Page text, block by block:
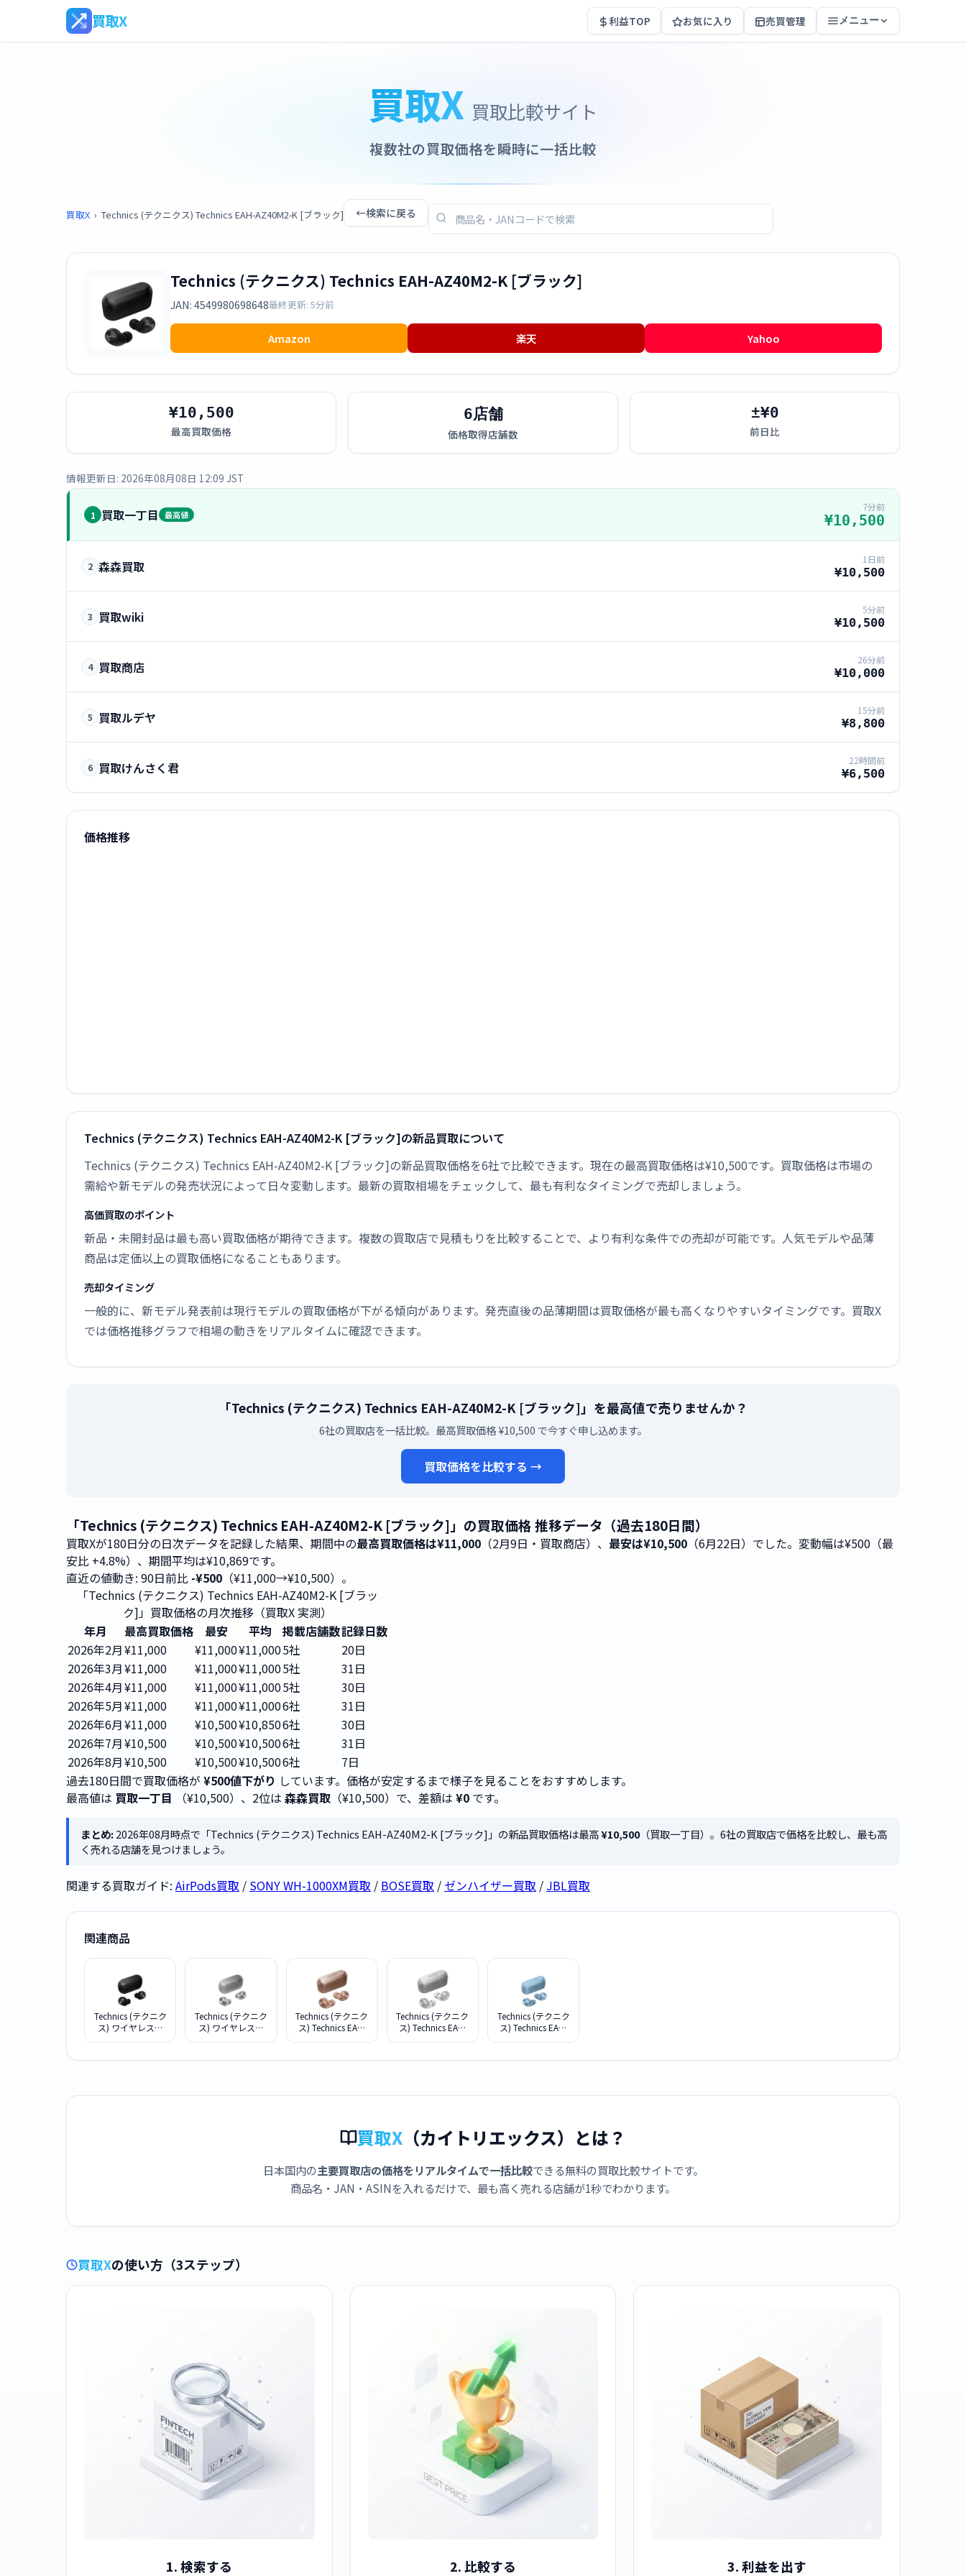
買取X 利益TOP お気に入り 売買管理 メニュー
買取X 買取比較サイト
複数社の買取価格を瞬時に一括比較
買取X › Technics (テクニクス) Technics EAH-AZ40M2-K [ブラック] ←検索に戻る
Technics (テクニクス) Technics EAH-AZ40M2-K [ブラック]
JAN: 4549980698648最終更新: 5分前
Amazon 楽天 Yahoo
¥10,500
最高買取価格
6店舗
価格取得店舗数
±¥0
前日比
情報更新日: 2026年08月08日 12:09 JST
1 買取一丁目 最高値
7分前
¥10,500
2 森森買取 1日前
¥10,500
3 買取wiki 5分前
¥10,500
4 買取商店 26分前
¥10,000
5 買取ルデヤ 15分前
¥8,800
6 買取けんさく君 22時間前
¥6,500
価格推移
Technics (テクニクス) Technics EAH-AZ40M2-K [ブラック]の新品買取について
Technics (テクニクス) Technics EAH-AZ40M2-K [ブラック]の新品買取価格を6社で比較できます。現在の最高買取価格は¥10,500です。買取価格は市場の
需給や新モデルの発売状況によって日々変動します。最新の買取相場をチェックして、最も有利なタイミングで売却しましょう。
高価買取のポイント
新品・未開封品は最も高い買取価格が期待できます。複数の買取店で見積もりを比較することで、より有利な条件での売却が可能です。人気モデルや品薄
商品は定価以上の買取価格になることもあります。
売却タイミング
一般的に、新モデル発表前は現行モデルの買取価格が下がる傾向があります。発売直後の品薄期間は買取価格が最も高くなりやすいタイミングです。買取X
では価格推移グラフで相場の動きをリアルタイムに確認できます。
「Technics (テクニクス) Technics EAH-AZ40M2-K [ブラック]」を最高値で売りませんか？
6社の買取店を一括比較。最高買取価格 ¥10,500 で今すぐ申し込めます。
買取価格を比較する →
「Technics (テクニクス) Technics EAH-AZ40M2-K [ブラック]」の買取価格 推移データ（過去180日間）
買取Xが180日分の日次データを記録した結果、期間中の最高買取価格は¥11,000 （2月9日・買取商店）、 最安は¥10,500 （6月22日）でした。変動幅は¥500（最
安比 +4.8%）、期間平均は¥10,869です。
直近の値動き: 90日前比 -¥500 （¥11,000→¥10,500）。
「Technics (テクニクス) Technics EAH-AZ40M2-K [ブラッ
ク]」買取価格の月次推移（買取X 実測）
年月
最高買取価格 最安 平均 掲載店舗数記録日数
2026年2月¥11,000 ¥11,000¥11,0005社
20日
2026年3月¥11,000 ¥11,000¥11,0005社
31日
2026年4月¥11,000 ¥11,000¥11,0005社
30日
2026年5月¥11,000 ¥11,000¥11,0006社
31日
2026年6月¥11,000 ¥10,500¥10,8506社
30日
2026年7月¥10,500 ¥10,500¥10,5006社
31日
2026年8月¥10,500 ¥10,500¥10,5006社
7日
過去180日間で買取価格が ¥500値下がり しています。価格が安定するまで様子を見ることをおすすめします。
最高値は 買取一丁目 （¥10,500）、2位は 森森買取 （¥10,500）で、差額は ¥0 です。
まとめ:2026年08月時点で「Technics (テクニクス) Technics EAH-AZ40M2-K [ブラック]」の新品買取価格は最高¥10,500（買取一丁目）。6社の買取店で価格を比較し、最も高
く売れる店舗を見つけましょう。
関連する買取ガイド: AirPods買取 / SONY WH-1000XM買取 / BOSE買取 / ゼンハイザー買取 / JBL買取
関連商品
Technics (テクニク
ス) ワイヤレスス
Technics (テクニク
ス) ワイヤレスス
Technics (テクニク
ス) Technics EAH-
Technics (テクニク
ス) Technics EAH-
Technics (テクニク
ス) Technics EAH-
買取X （カイトリエックス）とは？
日本国内の主要買取店の価格をリアルタイムで一括比較できる無料の買取比較サイトです。
商品名・JAN・ASINを入れるだけで、最も高く売れる店舗が1秒でわかります。
買取Xの使い方（3ステップ）
1. 検索する 2. 比較する 3. 利益を出す